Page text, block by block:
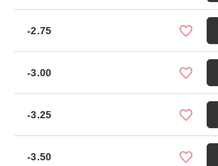
-2.75
-3.00
-3.25
-3.50